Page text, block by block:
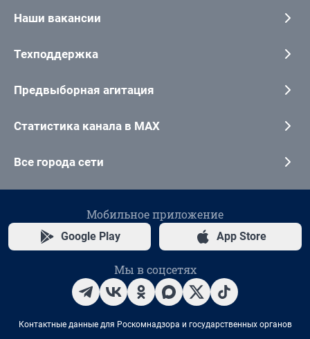
Наши вакансии
Техподдержка
Предвыборная агитация
Статистика канала в MAX
Все города сети
Мобильное приложение
Google Play App Store
Мы в соцсетях
Контактные данные для Роскомнадзора и государственных органов